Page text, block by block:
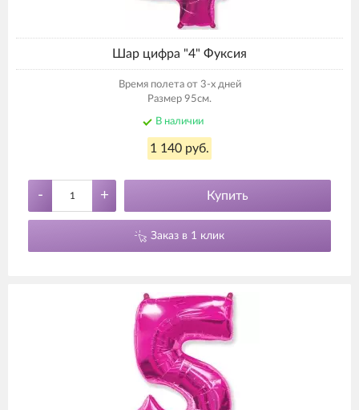
Шар цифра "4" Фуксия
Время полета от 3-х дней
Размер 95см.
В наличии
1 140 руб.
- + Купить
Заказ в 1 клик